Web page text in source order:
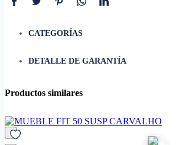
CATEGORÍAS
DETALLE DE GARANTÍA
Productos similares